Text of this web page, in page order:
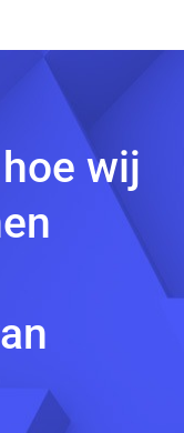
wij